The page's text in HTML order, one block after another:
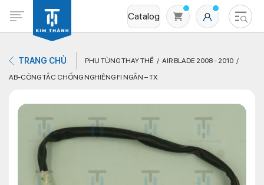
Catalog
Không có sản phẩm nào trong giỏ hàng
TRANG CHỦ PHỤ TÙNG THAY THẾ
AIR BLADE 2008 - 2010
AB-CÔNG TẮC CHỐNG NGHIÊNG FI NGẮN – TX